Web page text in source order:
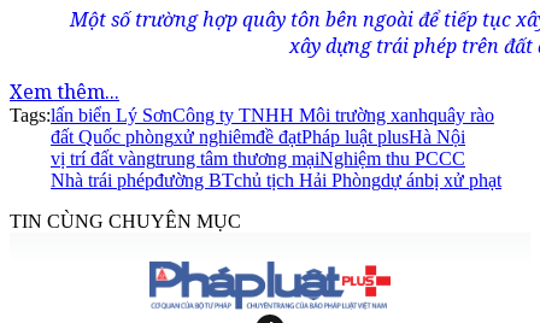
Một số trường hợp quây tôn bên ngoài để tiếp tục
xây dựng trái phép trên đất
Xem thêm...
Tags:lấn biển Lý SơnCông ty TNHH Môi trường xanhquây rào
đất Quốc phòngxử nghiêmđề đạtPháp luật plusHà Nội
vị trí đất vàngtrung tâm thương mạiNghiệm thu PCCC
Nhà trái phépđường BTchủ tịch Hải Phòngdự ánbị xử phạt
TIN CÙNG CHUYÊN MỤC